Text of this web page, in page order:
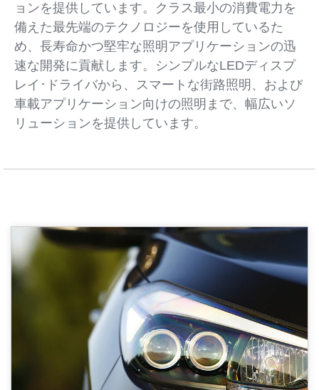
ョンを提供しています。クラス最小の消費電力を
備えた最先端のテクノロジーを使用しているた
め、長寿命かつ堅牢な照明アプリケーションの迅
速な開発に貢献します。シンプルなLEDディスプ
レイ･ドライバから、スマートな街路照明、および
車載アプリケーション向けの照明まで、幅広いソ
リューションを提供しています。